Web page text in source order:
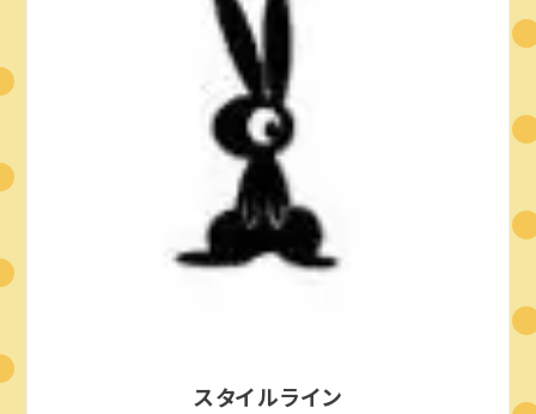
スタイルライン